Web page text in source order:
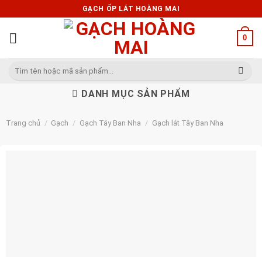
to
content
GẠCH ỐP LÁT HOÀNG MAI
0
Tìm
DANH MỤC SẢN PHẨM
Trang chủ / Gạch / Gạch Tây Ban Nha / Gạch lát Tây Ban Nha